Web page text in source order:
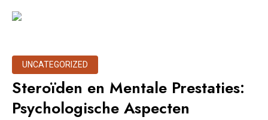
UNCATEGORIZED
Steroïden en Mentale Prestaties:
Psychologische Aspecten